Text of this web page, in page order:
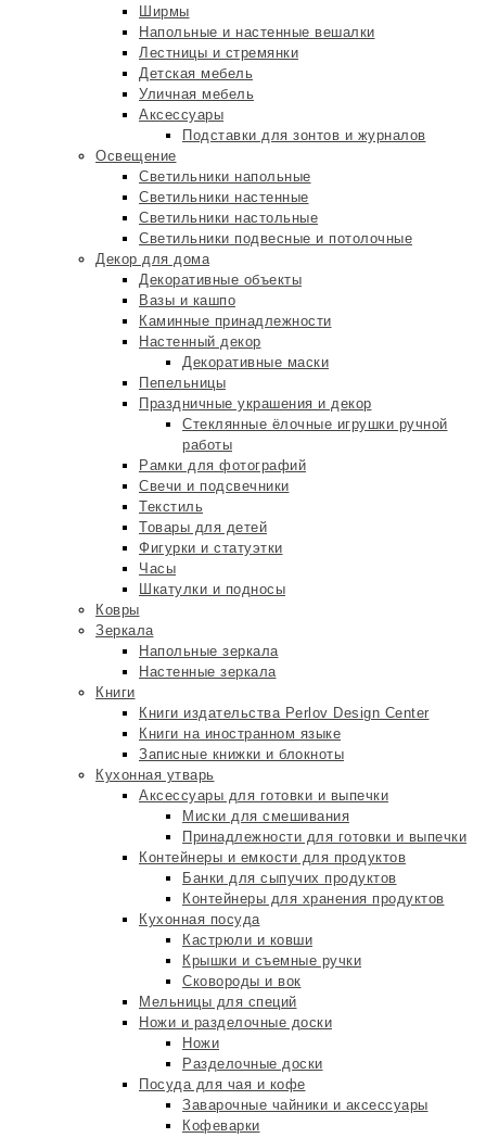
Ширмы
Напольные и настенные вешалки
Лестницы и стремянки
Детская мебель
Уличная мебель
Аксессуары
Подставки для зонтов и журналов
Освещение
Светильники напольные
Светильники настенные
Светильники настольные
Светильники подвесные и потолочные
Декор для дома
Декоративные объекты
Вазы и кашпо
Каминные принадлежности
Настенный декор
Декоративные маски
Пепельницы
Праздничные украшения и декор
Стеклянные ёлочные игрушки ручной
работы
Рамки для фотографий
Свечи и подсвечники
Текстиль
Товары для детей
Фигурки и статуэтки
Часы
Шкатулки и подносы
Ковры
Зеркала
Напольные зеркала
Настенные зеркала
Книги
Книги издательства Perlov Design Center
Книги на иностранном языке
Записные книжки и блокноты
Кухонная утварь
Аксессуары для готовки и выпечки
Миски для смешивания
Принадлежности для готовки и выпечки
Контейнеры и емкости для продуктов
Банки для сыпучих продуктов
Контейнеры для хранения продуктов
Кухонная посуда
Кастрюли и ковши
Крышки и съемные ручки
Сковороды и вок
Мельницы для специй
Ножи и разделочные доски
Ножи
Разделочные доски
Посуда для чая и кофе
Заварочные чайники и аксессуары
Кофеварки